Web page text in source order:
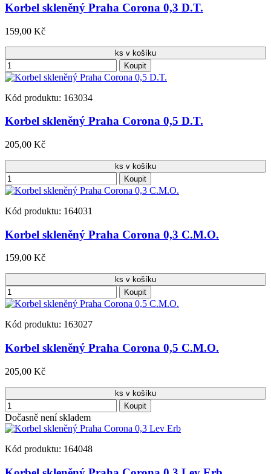
Korbel skleněný Praha Corona 0,3 D.T.
159,00 Kč
ks v košíku
Koupit
Kód produktu: 163034
Korbel skleněný Praha Corona 0,5 D.T.
205,00 Kč
ks v košíku
Koupit
Kód produktu: 164031
Korbel skleněný Praha Corona 0,3 C.M.O.
159,00 Kč
ks v košíku
Koupit
Kód produktu: 163027
Korbel skleněný Praha Corona 0,5 C.M.O.
205,00 Kč
ks v košíku
Koupit
Dočasně není skladem
Kód produktu: 164048